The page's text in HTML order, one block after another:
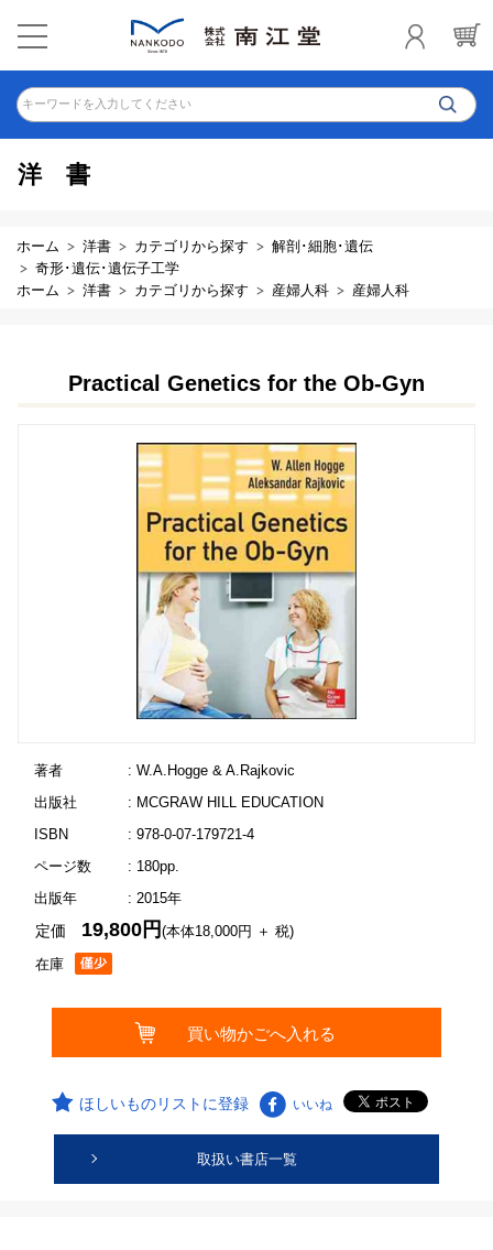
キーワードを入力してください
洋書
ホーム 洋書 カテゴリから探す
解剖･細胞･遺伝
奇形･遺伝･遺伝子工学
ホーム
洋書 カテゴリから探す 産婦人科 産婦人科
Practical Genetics for the Ob-Gyn
著者
: W.A.Hogge & A.Rajkovic
出版社
: MCGRAW HILL EDUCATION
ISBN
: 978-0-07-179721-4
ページ数
: 180pp.
出版年
: 2015年
在庫
定価 19,800円(本体18,000円 ＋ 税)
ほしいものリストに登録 いいね
取扱い書店一覧